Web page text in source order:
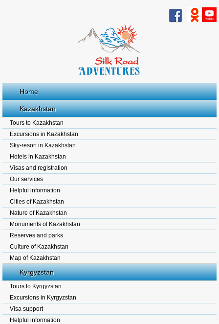
Home
Kazakhstan
Tours to Kazakhstan
Excursions in Kazakhstan
Sky-resort in Kazakhstan
Hotels in Kazakhstan
Visas and registration
Our services
Helpful information
Cities of Kazakhstan
Nature of Kazakhstan
Monuments of Kazakhstan
Reserves and parks
Culture of Kazakhstan
Map of Kazakhstan
Kyrgyzstan
Tours to Kyrgyzstan
Excursions in Kyrgyzstan
Visa support
Helpful information